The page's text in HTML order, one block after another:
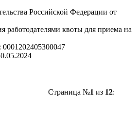
Российской Федерации от
работодателями квоты для приема на
0001202405300047
Страница №1 из 12: